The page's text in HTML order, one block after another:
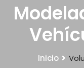
Inicio